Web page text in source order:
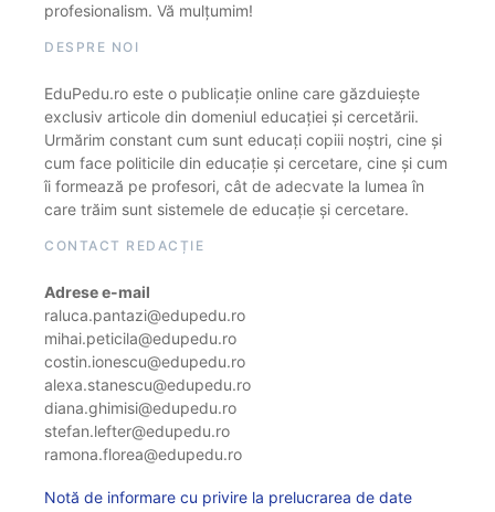
profesionalism. Vă mulțumim!
DESPRE NOI
EduPedu.ro este o publicație online care găzduiește
exclusiv articole din domeniul educației și cercetării.
Urmărim constant cum sunt educați copiii noștri, cine și
cum face politicile din educație și cercetare, cine și cum
îi formează pe profesori, cât de adecvate la lumea în
care trăim sunt sistemele de educație și cercetare.
CONTACT REDACȚIE
Adrese e-mail
raluca.pantazi@edupedu.ro
mihai.peticila@edupedu.ro
costin.ionescu@edupedu.ro
alexa.stanescu@edupedu.ro
diana.ghimisi@edupedu.ro
stefan.lefter@edupedu.ro
ramona.florea@edupedu.ro
Notă de informare cu privire la prelucrarea de date